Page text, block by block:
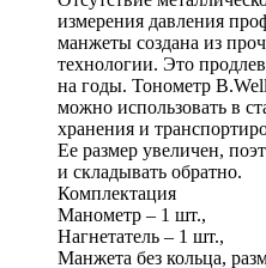
измерения давления
манжеты создана из
технологии. Это
на годы. Тонометр
можно использовать в
хранения и
Ее размер увеличен,
и складывать обратно.
Комплектация
Манометр – 1 шт.,
Нагнетатель – 1 шт.,
Манжета без кольца,